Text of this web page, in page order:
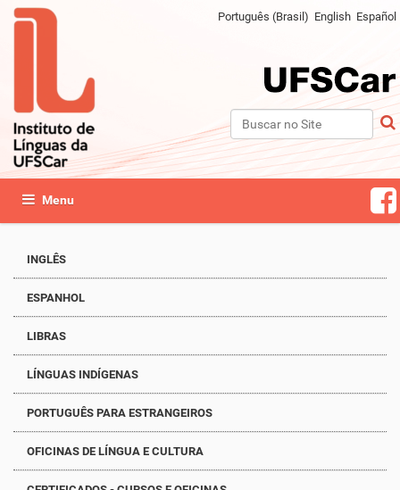
Busca
Busca Avançada…
Português (Brasil) English Español
Toggle navigation
INGLÊS
ESPANHOL
LIBRAS
LÍNGUAS INDÍGENAS
PORTUGUÊS PARA ESTRANGEIROS
OFICINAS DE LÍNGUA E CULTURA